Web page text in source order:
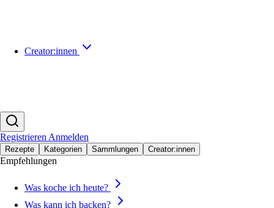
Creator:innen
Registrieren Anmelden
Rezepte Kategorien Sammlungen Creator:innen
Empfehlungen
Was koche ich heute?
Was kann ich backen?